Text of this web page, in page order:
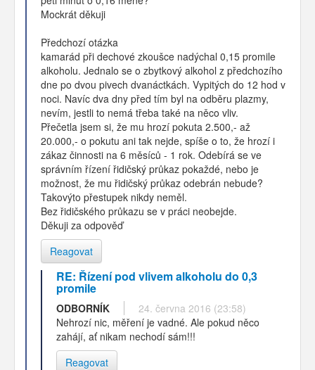
Mockrát děkuji
Předchozí otázka
kamarád při dechové zkoušce nadýchal 0,15 promile
alkoholu. Jednalo se o zbytkový alkohol z předchozího
dne po dvou pivech dvanáctkách. Vypitých do 12 hod v
noci. Navíc dva dny před tím byl na odběru plazmy,
nevím, jestli to nemá třeba také na něco vliv.
Přečetla jsem si, že mu hrozí pokuta 2.500,- až
20.000,- o pokutu ani tak nejde, spíše o to, že hrozí i
zákaz činnosti na 6 měsíců - 1 rok. Odebírá se ve
správním řízení řidičský průkaz pokaždé, nebo je
možnost, že mu řidičský průkaz odebrán nebude?
Takovýto přestupek nikdy neměl.
Bez řidičského průkazu se v práci neobejde.
Děkuji za odpověď
Reagovat
RE: Řízení pod vlivem alkoholu do 0,3
promile
ODBORNÍK
24. června 2016 (23:58)
Nehrozí nic, měření je vadné. Ale pokud něco
zahájí, ať nikam nechodí sám!!!
Reagovat